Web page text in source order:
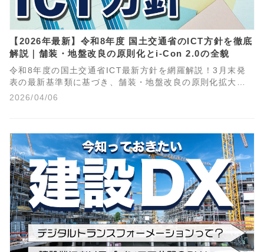
【2026年最新】令和8年度 国土交通省のICT方針を徹底
解説｜舗装・地盤改良の原則化とi-Con 2.0の全貌
令和8年度の国土交通省ICT最新方針を網羅解説！3月末発
表の最新基準類に基づき、舗装・地盤改良の原則化拡大
や、総合評価加点対象となる「Stage II」、中小企業のDX
2026/04/06